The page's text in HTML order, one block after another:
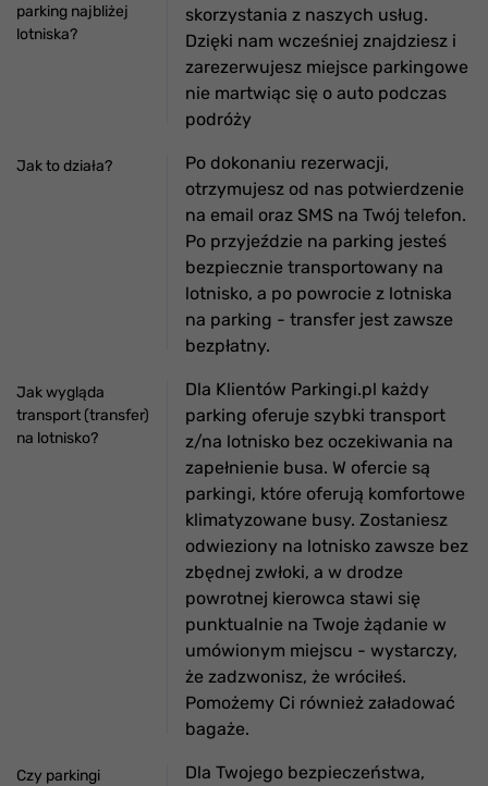
parking najbliżej
lotniska?
skorzystania z naszych usług.
Dzięki nam wcześniej znajdziesz i
zarezerwujesz miejsce parkingowe
nie martwiąc się o auto podczas
podróży
Jak to działa?
Po dokonaniu rezerwacji,
otrzymujesz od nas potwierdzenie
na email oraz SMS na Twój telefon.
Po przyjeździe na parking jesteś
bezpiecznie transportowany na
lotnisko, a po powrocie z lotniska
na parking - transfer jest zawsze
bezpłatny.
Jak wygląda
transport (transfer)
na lotnisko?
Dla Klientów Parkingi.pl każdy
parking oferuje szybki transport
z/na lotnisko bez oczekiwania na
zapełnienie busa. W ofercie są
parkingi, które oferują komfortowe
klimatyzowane busy. Zostaniesz
odwieziony na lotnisko zawsze bez
zbędnej zwłoki, a w drodze
powrotnej kierowca stawi się
punktualnie na Twoje żądanie w
umówionym miejscu - wystarczy,
że zadzwonisz, że wróciłeś.
Pomożemy Ci również załadować
bagaże.
Czy parkingi
Dla Twojego bezpieczeństwa,